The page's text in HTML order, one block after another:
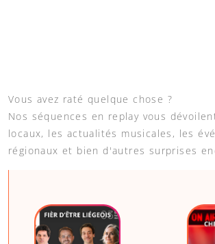
Vous avez raté quelque chose ?
Nos séquences en replay vous
locaux, les actualités musicales, les
régionaux et bien d'autres surprises